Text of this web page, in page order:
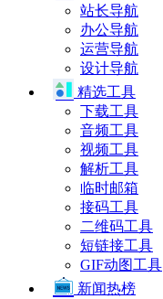
站长导航
办公导航
运营导航
设计导航
精选工具
下载工具
音频工具
视频工具
解析工具
临时邮箱
接码工具
二维码工具
短链接工具
GIF动图工具
新闻热榜